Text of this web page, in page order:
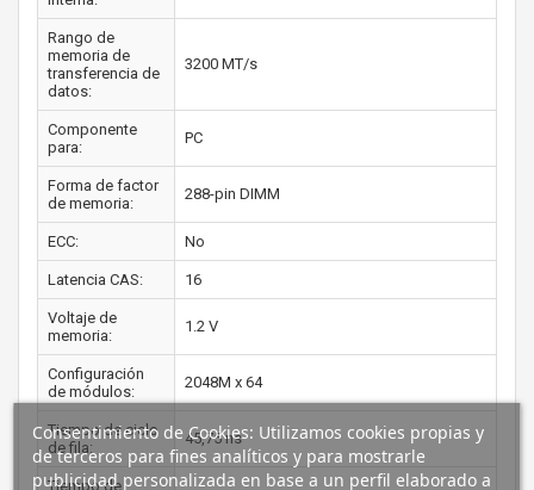
Rango de
memoria de
transferencia de
datos:
3200 MT/s
Componente
para:
PC
Forma de factor
de memoria:
288-pin DIMM
ECC: No
Latencia CAS: 16
Voltaje de
memoria:
1.2 V
Configuración
de módulos:
2048M x 64
Tiempo de ciclo
de fila:
45,75 ns
Tiempo de
Consentimiento de Cookies: Utilizamos cookies propias y
de terceros para fines analíticos y para mostrarle
publicidad personalizada en base a un perfil elaborado a